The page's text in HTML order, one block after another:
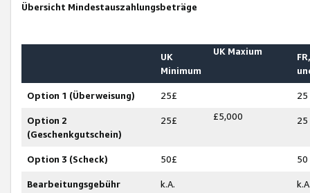
Übersicht Mindestauszahlungsbeträge
UK
Minimum
UK Maxium
Option 1 (Überweisung) 25£ 25
Option 2
(Geschenkgutschein)
25£ £5,000 25
Option 3 (Scheck) 50£ 50
Bearbeitungsgebühr
k.A.